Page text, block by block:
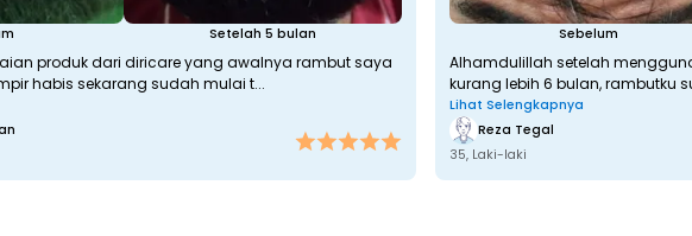
Setelah 5 bulan
produk dari diricare yang awalnya rambut saya
habis sekarang sudah mulai t...
Sebelum
Alhamdulillah setelah
kurang lebih 6 bulan, rambutku
Lihat Selengkapnya
Reza Tegal
35, Laki-laki